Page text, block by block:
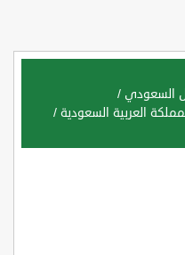
السعودي /
العربية السعودية /